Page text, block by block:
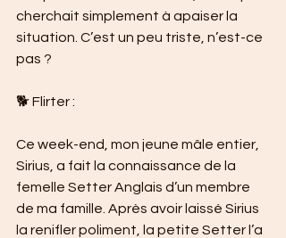
cherchait simplement à apaiser la
situation. C’est un peu triste, n’est-ce
pas ?
🐕 Flirter :
Ce week-end, mon jeune mâle entier,
Sirius, a fait la connaissance de la
femelle Setter Anglais d’un membre
de ma famille. Après avoir laissé Sirius
la renifler poliment, la petite Setter l’a